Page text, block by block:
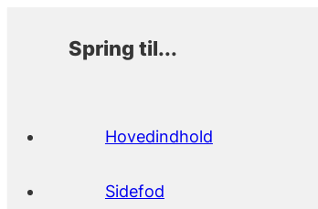
Spring til...
Hovedindhold
Sidefod